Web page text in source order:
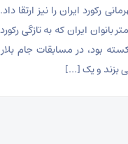
رکورد ایران را نیز ارتقا
بانوان ایران که به تازگی
بود، در مسابقات جام
بزند و یک […]